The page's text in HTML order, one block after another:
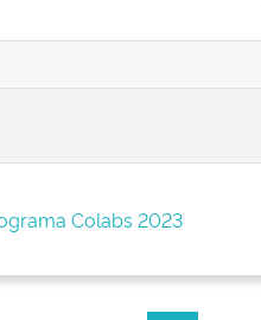
Colabs 2023